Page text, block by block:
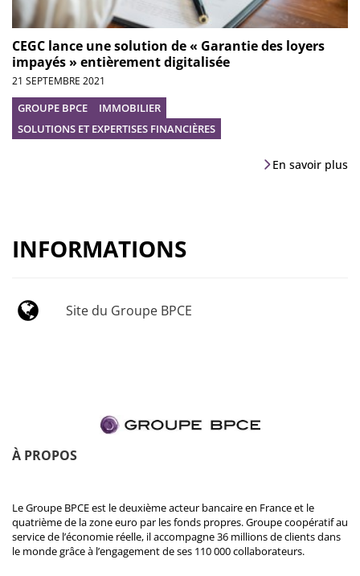
CEGC lance une solution de « Garantie des loyers
impayés » entièrement digitalisée
21 SEPTEMBRE 2021
GROUPE BPCE
IMMOBILIER
SOLUTIONS ET EXPERTISES FINANCIÈRES
En savoir plus
INFORMATIONS
Site du Groupe BPCE
À PROPOS
Le Groupe BPCE est le deuxième acteur bancaire en France et le
quatrième de la zone euro par les fonds propres. Groupe coopératif au
service de l’économie réelle, il accompagne 36 millions de clients dans
le monde grâce à l’engagement de ses 110 000 collaborateurs.